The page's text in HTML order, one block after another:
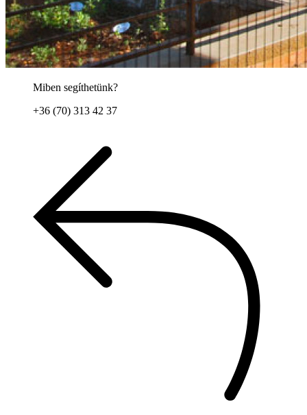
Miben segíthetünk?
+36 (70) 313 42 37